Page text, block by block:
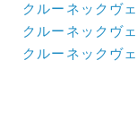
クルーネックヴ
クルーネックヴ
クルーネックヴ